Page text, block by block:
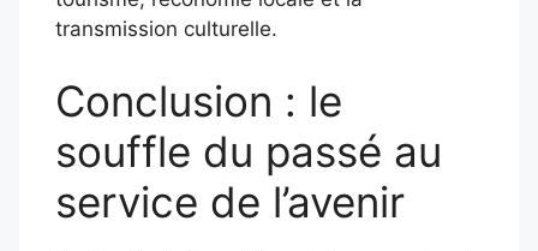
transmission culturelle.
Conclusion : le
souffle du passé au
service de l’avenir